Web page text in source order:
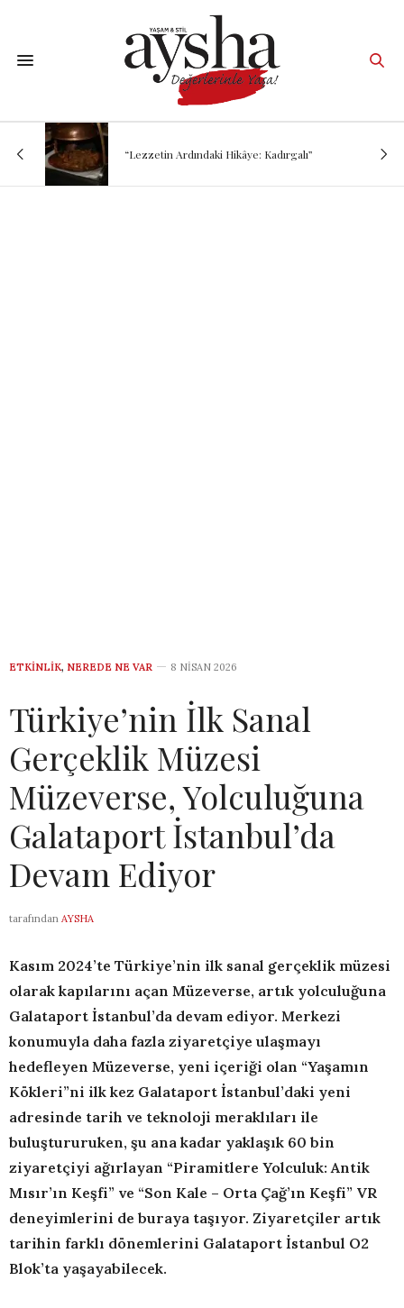
“Lezzetin Ardındaki Hikâye: Kadırgalı”
ETKINLIK, NEREDE NE VAR 8 NISAN 2026
Türkiye’nin İlk Sanal
Gerçeklik Müzesi
Müzeverse, Yolculuğuna
Galataport İstanbul’da
Devam Ediyor
tarafından AYSHA
Kasım 2024’te Türkiye’nin ilk sanal gerçeklik müzesi
olarak kapılarını açan Müzeverse, artık yolculuğuna
Galataport İstanbul’da devam ediyor. Merkezi
konumuyla daha fazla ziyaretçiye ulaşmayı
hedefleyen Müzeverse, yeni içeriği olan “Yaşamın
Kökleri”ni ilk kez Galataport İstanbul’daki yeni
adresinde tarih ve teknoloji meraklıları ile
buluştururuken, şu ana kadar yaklaşık 60 bin
ziyaretçiyi ağırlayan “Piramitlere Yolculuk: Antik
Mısır’ın Keşfi” ve “Son Kale – Orta Çağ’ın Keşfi” VR
deneyimlerini de buraya taşıyor. Ziyaretçiler artık
tarihin farklı dönemlerini Galataport İstanbul O2
Blok’ta yaşayabilecek.